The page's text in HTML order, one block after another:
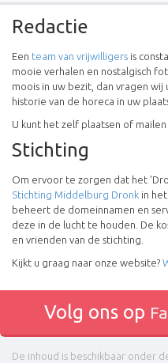
Redactie
Een team van vrijwilligers is
mooie verhalen en nostalgisch
moois in uw bezit, dan vragen
historie van de horeca in uw
U kunt het zelf plaatsen of mailen
Stichting
Om ervoor te zorgen dat het
Stichting Middelburg Dronk in
beheert de domeinnamen en
deze in de lucht te houden. De
en vrienden van de stichting.
Kijkt u graag naar onze website?
Volg ons op
De inhoud is beschikbaar onder